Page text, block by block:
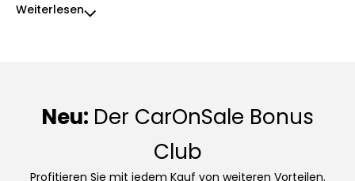
Weiterlesen
Neu: Der CarOnSale Bonus
Club
Profitieren Sie mit jedem Kauf von weiteren Vorteilen.